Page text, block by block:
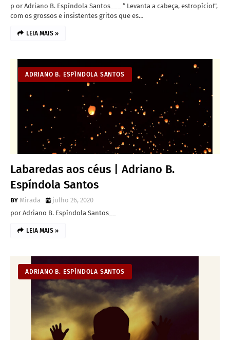
p or Adriano B. Espíndola Santos___ “ Levanta a cabeça, estropício!”,
com os grossos e insistentes gritos que es…
LEIA MAIS »
ADRIANO B. ESPÍNDOLA SANTOS
Labaredas aos céus | Adriano B.
Espíndola Santos
Mirada
julho 26, 2020
por Adriano B. Espíndola Santos__
LEIA MAIS »
ADRIANO B. ESPÍNDOLA SANTOS